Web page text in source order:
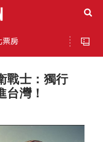
票房
戰士：獨行
台灣！